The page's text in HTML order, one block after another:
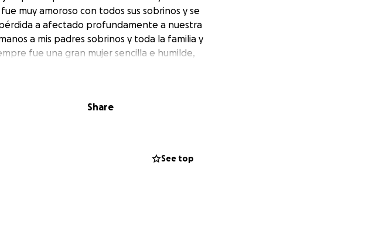
muy amoroso con todos sus sobrinos y se
a afectado profundamente a nuestra
a mis padres sobrinos y toda la familia y
fue una gran mujer sencilla e humilde,
que ya no sufre ya no tiene más
será bienvenida y apreciada por nuestra
Share
See top